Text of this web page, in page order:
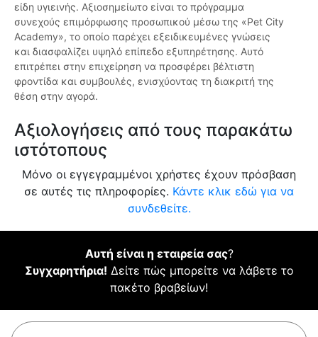
είδη υγιεινής. Αξιοσημείωτο είναι το πρόγραμμα
συνεχούς επιμόρφωσης προσωπικού μέσω της «Pet City
Academy», το οποίο παρέχει εξειδικευμένες γνώσεις
και διασφαλίζει υψηλό επίπεδο εξυπηρέτησης. Αυτό
επιτρέπει στην επιχείρηση να προσφέρει βέλτιστη
φροντίδα και συμβουλές, ενισχύοντας τη διακριτή της
θέση στην αγορά.
Αξιολογήσεις από τους παρακάτω
ιστότοπους
Μόνο οι εγγεγραμμένοι χρήστες έχουν πρόσβαση
σε αυτές τις πληροφορίες. Κάντε κλικ εδώ για να
συνδεθείτε.
Αυτή είναι η εταιρεία σας?
Συγχαρητήρια! Δείτε πώς μπορείτε να λάβετε το
πακέτο βραβείων!